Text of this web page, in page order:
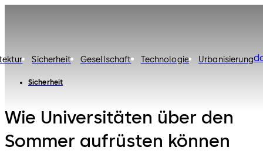
Sicherheit Gesellschaft Technologie Urbanisierung
Sicherheit
Wie Universitäten über den
Sommer aufrüsten können